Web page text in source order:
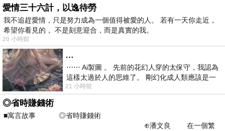
愛情三十六計，以逸待勞
我不追趕愛情，只是努力成為一個值得被愛的人。 若有一天你走近，
希望你看見的， 不是刻意迎合，而是真實的我。
20 小時前
…
⋯⋯ Ai製圖 。 先前的花幻人穿的太保守，我認為
這樣太過於人的思維了。 剛幻化成人類應該是一
絲不掛吧？ 當然這樣是創不出
21 小時前
◎省時賺錢術
■寓言故事 ◎省時賺錢術
⊕潘文良 在一個繁